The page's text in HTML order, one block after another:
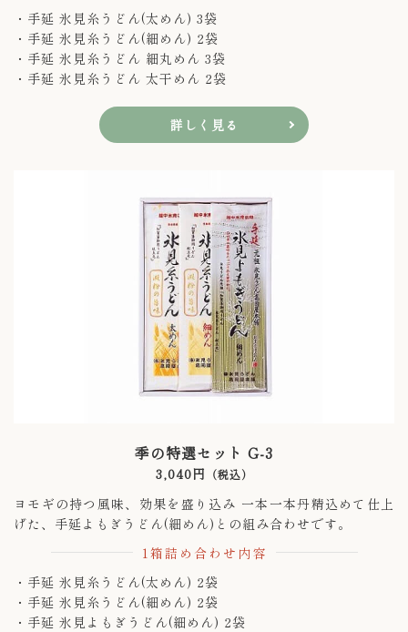
・手延 氷見糸うどん(太めん) 3袋
・手延 氷見糸うどん(細めん) 2袋
・手延 氷見糸うどん 細丸めん 3袋
・手延 氷見糸うどん 太干めん 2袋
詳しく見る
季の特選セット G-3
3,040円 （税込）
ヨモギの持つ風味、効果を盛り込み 一本一本丹精込めて仕上
げた、手延よもぎうどん(細めん)との組み合わせです。
1箱詰め合わせ内容
・手延 氷見糸うどん(太めん) 2袋
・手延 氷見糸うどん(細めん) 2袋
・手延 氷見よもぎうどん(細めん) 2袋